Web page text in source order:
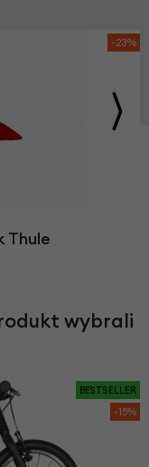
-23%
Thule
wybrali
BESTSELLER
-15%